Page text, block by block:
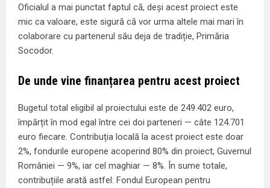
Oficialul a mai punctat faptul că, deși acest proiect este
mic ca valoare, este sigură că vor urma altele mai mari în
colaborare cu partenerul său deja de tradiție, Primăria
Socodor.
De unde vine finanțarea pentru acest proiect
Bugetul total eligibil al proiectului este de 249.402 euro,
împărțit în mod egal între cei doi parteneri — câte 124.701
euro fiecare. Contribuția locală la acest proiect este doar
2%, fondurile europene acoperind 80% din proiect, Guvernul
României — 9%, iar cel maghiar — 8%. În sume totale,
contribuțiile arată astfel: Fondul European pentru